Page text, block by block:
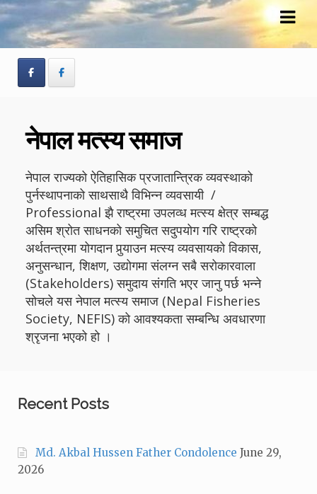
Skip
to
navigation
Skip
to
content
नेपाल मत्स्य समाज
नेपाल राज्यको ऐतिहासिक प्रजातान्त्रिक व्यवस्थाको
पुर्नस्थापनाको साथसाथै विभिन्न व्यवसायी /
Professional झै राष्ट्रमा उपलव्ध मत्स्य क्षेत्र सम्बद्ध
असिम श्रोत साधनको समुचित सदुपयोग गरि राष्ट्रको
अर्थतन्त्रमा योगदान पुर्‍याउन मत्स्य व्यवसायको विकास,
अनुसन्धान, शिक्षण, उद्योगमा संलग्न सबै सरोकारवाला
(Stakeholders) समुदाय संगति भएर जानु पर्छ भन्ने
सोचले यस नेपाल मत्स्य समाज (Nepal Fisheries
Society, NEFIS) को आवश्यकता सम्बन्धि अवधारणा
श्रृजना भएको हो ।
Recent Posts
Md. Akbal Hussen Father Condolence June 29,
2026